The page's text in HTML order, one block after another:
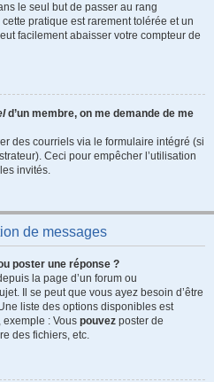
le seul but de passer au rang
pratique est rarement tolérée et un
facilement abaisser votre compteur de
d’un membre, on me demande de me
des courriels via le formulaire intégré (si
Ceci pour empêcher l’utilisation
invités.
de messages
poster une réponse ?
la page d’un forum ou
Il se peut que vous ayez besoin d’être
liste des options disponibles est
: Vous pouvez poster de
des fichiers, etc.